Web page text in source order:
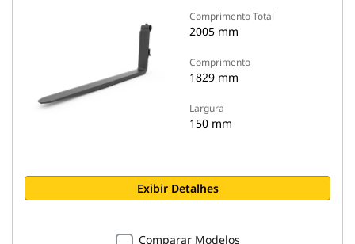
Comprimento Total
2005 mm
Comprimento
1829 mm
Largura
150 mm
Exibir Detalhes
Comparar Modelos